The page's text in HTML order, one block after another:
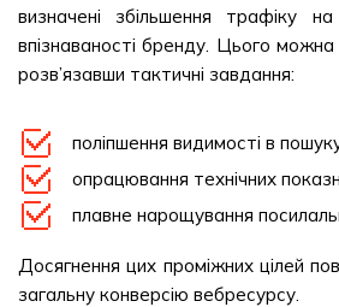
визначені збільшення трафіку
впізнаваності бренду. Цього можна
розв’язавши тактичні завдання:
поліпшення видимості в
опрацювання технічних
плавне нарощування
Досягнення цих проміжних цілей
загальну конверсію вебресурсу.